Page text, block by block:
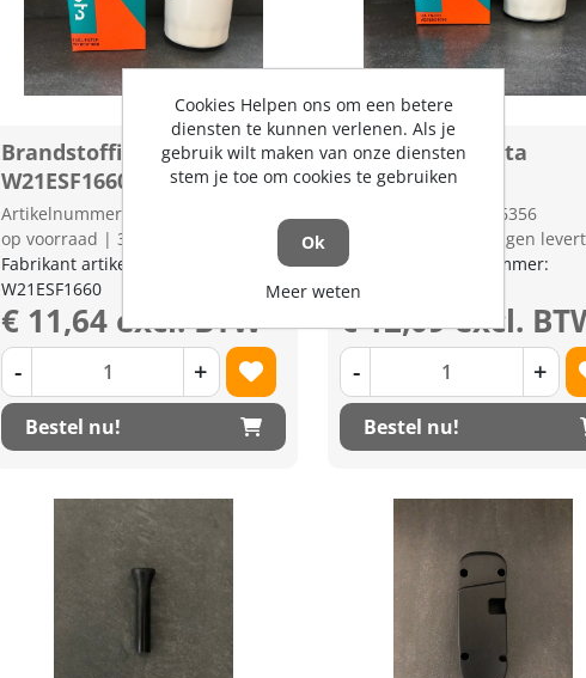
Brandstoffilter Kubota
W21ESF1660
Artikelnummer: 1346345
op voorraad | 3-5 dagen levertijd
Fabrikant artikel nummer:
W21ESF1660
€ 11,64 excl. BTW
- +
Bestel nu!
Olie filter Kubota
W21ESO1C00
Artikelnummer: 1346356
op voorraad | 3-5 dagen
Fabrikant artikel nummer:
W21ESO1C00
€ 12,09 excl.
- +
Bestel nu!
Cookies Helpen ons om een betere
diensten te kunnen verlenen. Als je
gebruik wilt maken van onze diensten
stem je toe om cookies te gebruiken
Ok
Meer weten